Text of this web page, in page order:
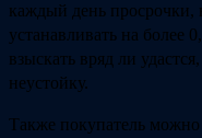
каждый день просрочки,
устанавливать на более
взыскать вряд ли
неустойку.
Также покупатель